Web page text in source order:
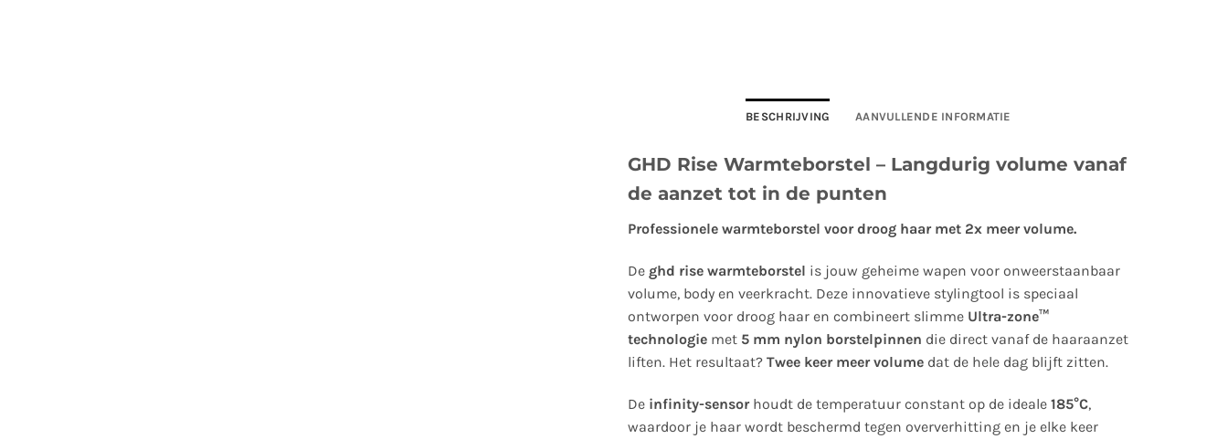
BESCHRIJVING AANVULLENDE INFORMATIE
GHD Rise Warmteborstel – Langdurig volume vanaf
de aanzet tot in de punten
Professionele warmteborstel voor droog haar met 2x meer volume.
De ghd rise warmteborstel is jouw geheime wapen voor onweerstaanbaar
volume, body en veerkracht. Deze innovatieve stylingtool is speciaal
ontworpen voor droog haar en combineert slimme Ultra-zone™
technologie met 5 mm nylon borstelpinnen die direct vanaf de haaraanzet
liften. Het resultaat? Twee keer meer volume dat de hele dag blijft zitten.
De infinity-sensorhoudt de temperatuur constant op de ideale 185°C,
waardoor je haar wordt beschermd tegen oververhitting en je elke keer